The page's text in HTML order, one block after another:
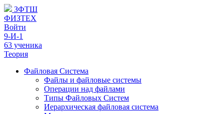
ЗФТШ
ФИЗТЕХ
Войти
9-И-1
63 ученика
Теория
Файловая Система
Файлы и файловые системы
Операции над файлами
Типы Файловых Систем
Иерархическая файловая система